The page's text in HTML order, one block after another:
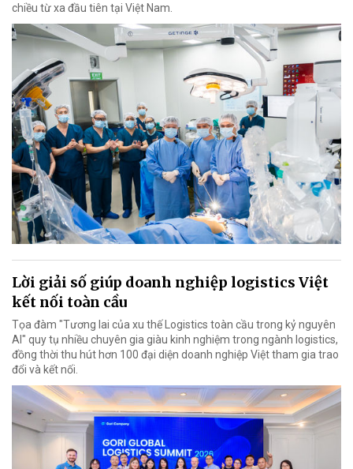
chiều từ xa đầu tiên tại Việt Nam.
Lời giải số giúp doanh nghiệp logistics Việt
kết nối toàn cầu
Tọa đàm "Tương lai của xu thế Logistics toàn cầu trong kỷ nguyên
AI" quy tụ nhiều chuyên gia giàu kinh nghiệm trong ngành logistics,
đồng thời thu hút hơn 100 đại diện doanh nghiệp Việt tham gia trao
đổi và kết nối.